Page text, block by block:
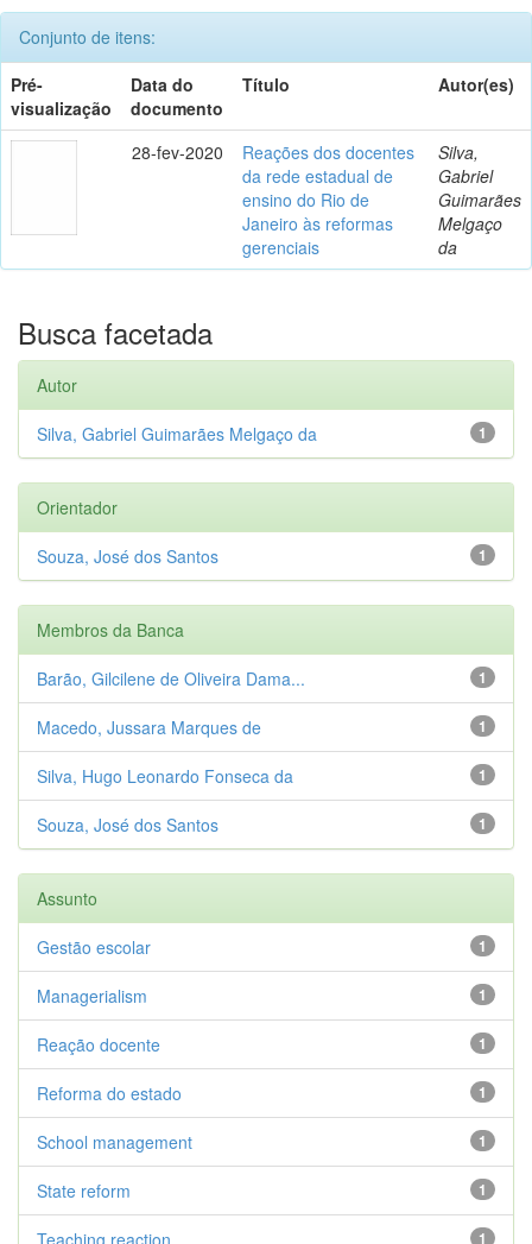
Conjunto de itens:
Pré-
visualização
Data do
documento
Título Autor(es)
28-fev-2020
Reações dos docentes
da rede estadual de
ensino do Rio de
Janeiro às reformas
gerenciais
Silva,
Gabriel
Guimarães
Melgaço
da
Busca facetada
Autor
1
Silva, Gabriel Guimarães Melgaço da
Orientador
1
Souza, José dos Santos
Membros da Banca
1
Barão, Gilcilene de Oliveira Dama...
1
Macedo, Jussara Marques de
1
Silva, Hugo Leonardo Fonseca da
1
Souza, José dos Santos
Assunto
1
Gestão escolar
1
Managerialism
1
Reação docente
1
Reforma do estado
1
School management
1
State reform
1
Teaching reaction